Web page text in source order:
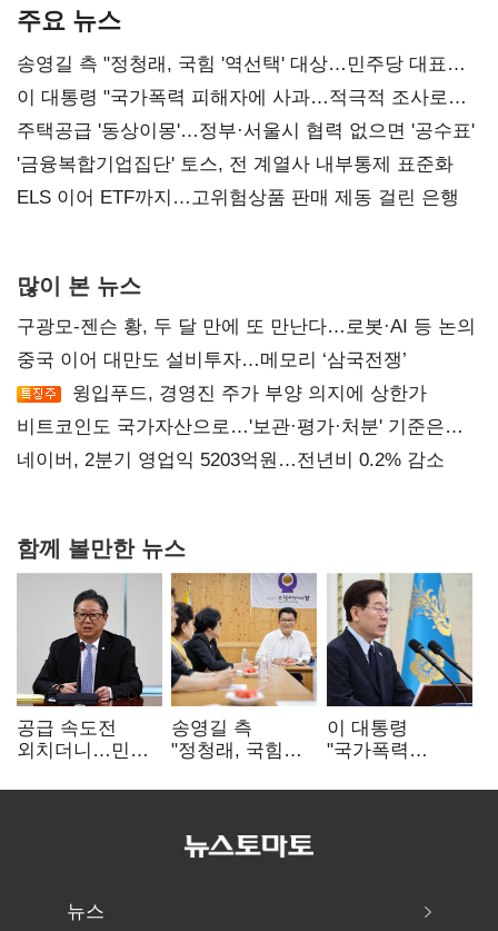
주요 뉴스
송영길 측 "정청래, 국힘 '역선택' 대상…민주당 대표로
총선 지휘 못해"
이 대통령 "국가폭력 피해자에 사과…적극적 조사로
진실 밝혀야"
주택공급 '동상이몽'…정부·서울시 협력 없으면 '공수표'
'금융복합기업집단' 토스, 전 계열사 내부통제 표준화
ELS 이어 ETF까지…고위험상품 판매 제동 걸린 은행
많이 본 뉴스
구광모-젠슨 황, 두 달 만에 또 만난다…로봇·AI 등 논의
중국 이어 대만도 설비투자…메모리 ‘삼국전쟁’
윙입푸드, 경영진 주가 부양 의지에 상한가
비트코인도 국가자산으로…'보관·평가·처분' 기준은
숙제
네이버, 2분기 영업익 5203억원…전년비 0.2% 감소
함께 볼만한 뉴스
공급 속도전
외치더니…민주,
리모델링'까지
송영길 측
"정청래, 국힘
민주당 대표로
이 대통령
"국가폭력
적극적 조사로
뉴스